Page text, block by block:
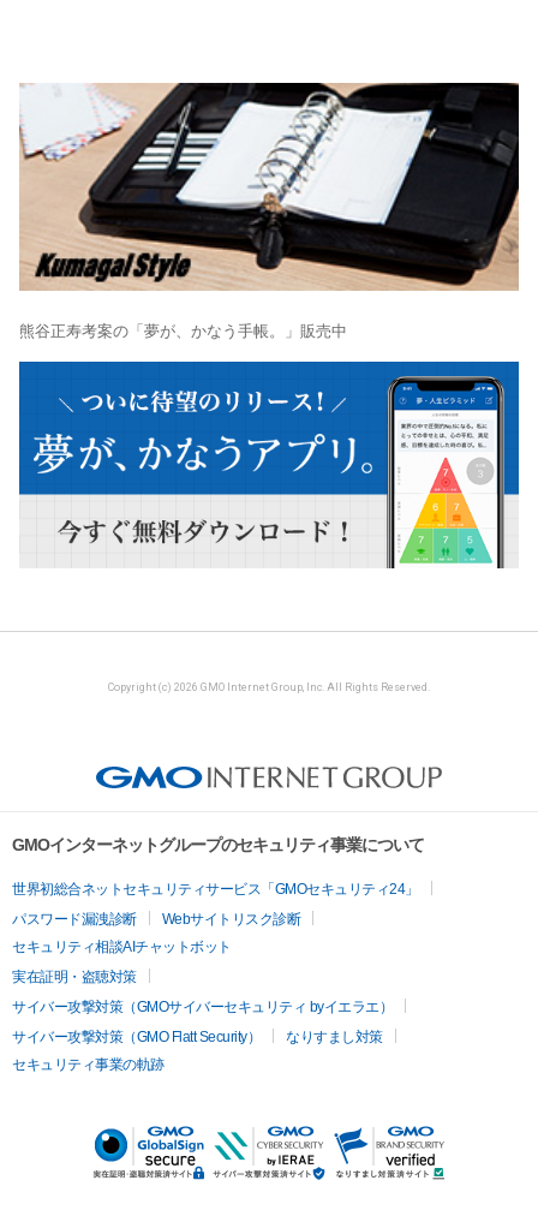
熊谷正寿考案の「夢が、かなう手帳。」販売中
Copyright (c) 2026 GMO Internet Group, Inc. All Rights Reserved.
GMOインターネットグループのセキュリティ事業について
世界初総合ネットセキュリティサービス「GMOセキュリティ24」
パスワード漏洩診断
Webサイトリスク診断
セキュリティ相談AIチャットボット
実在証明・盗聴対策
サイバー攻撃対策（GMOサイバーセキュリティ byイエラエ）
サイバー攻撃対策（GMO Flatt Security）
なりすまし対策
セキュリティ事業の軌跡